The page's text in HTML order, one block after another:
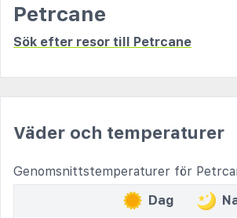
Petrcane
Sök efter resor till Petrcane
Väder och temperaturer
Genomsnittstemperaturer för
Dag